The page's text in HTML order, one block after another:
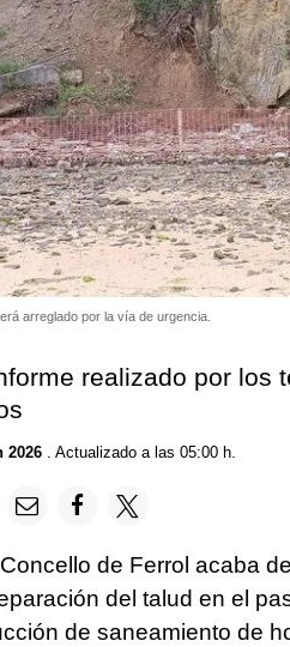
arreglado por la vía de urgencia.
realizado por los
2026. Actualizado a las 05:00 h.
l Concello de Ferrol acaba
del talud en el
de saneamiento de